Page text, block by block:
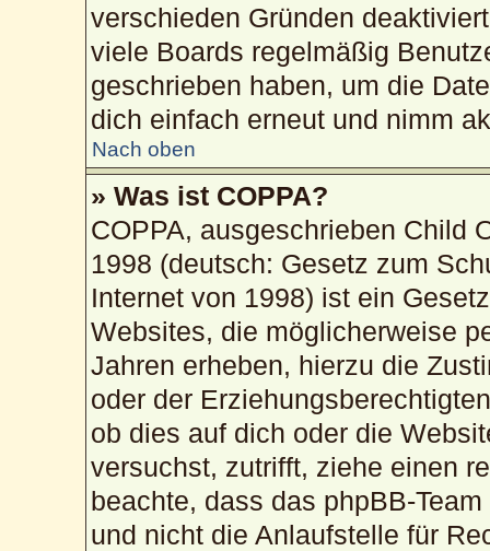
verschieden Gründen
viele Boards regelmäßig
geschrieben haben, um die
dich einfach erneut und nimm
Nach oben
» Was ist COPPA?
COPPA, ausgeschrieben Child
1998 (deutsch: Gesetz zum
Internet von 1998) ist ein
Websites, die möglicherweise
Jahren erheben, hierzu die
oder der
ob dies auf dich oder die
versuchst, zutrifft, ziehe einen
beachte, dass das phpBB-
und nicht die Anlaufstelle für